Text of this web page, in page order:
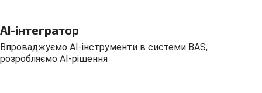
AI-інтегратор
Впроваджуємо AI-інструменти в системи BAS,
розробляємо AI-рішення